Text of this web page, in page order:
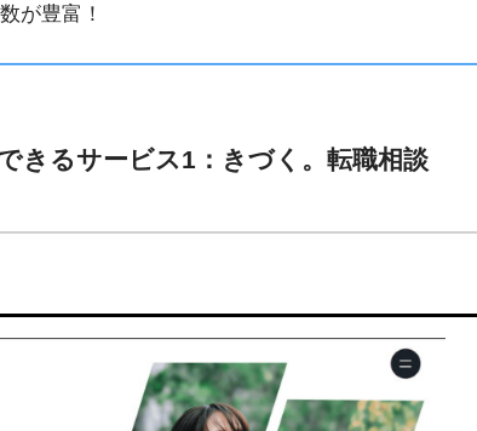
が豊富！
きるサービス1：きづく。転職相談